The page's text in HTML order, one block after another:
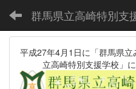
群馬県立高崎特別支
平成27年4月1日に「群馬県
立高崎特別支援学校」